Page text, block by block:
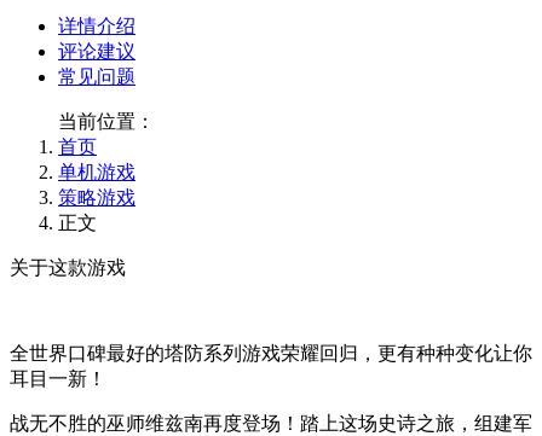
详情介绍
评论建议
常见问题
当前位置：
首页
单机游戏
策略游戏
正文
关于这款游戏
全世界口碑最好的塔防系列游戏荣耀回归，更有种种变化让你
耳目一新！
战无不胜的巫师维兹南再度登场！踏上这场史诗之旅，组建军